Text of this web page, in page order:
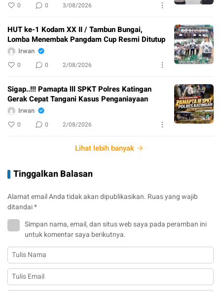
0 0 3/08/2026
HUT ke-1 Kodam XX II / Tambun Bungai,
Lomba Menembak Pangdam Cup Resmi Ditutup
Irwan
0 0 2/08/2026
Sigap..!!! Pamapta lll SPKT Polres Katingan
Gerak Cepat Tangani Kasus Penganiayaan
Irwan
0 0 2/08/2026
Lihat lebih banyak
Tinggalkan Balasan
Alamat email Anda tidak akan dipublikasikan. Ruas yang wajib
ditandai*
Simpan nama, email, dan situs web saya pada peramban ini
untuk komentar saya berikutnya.